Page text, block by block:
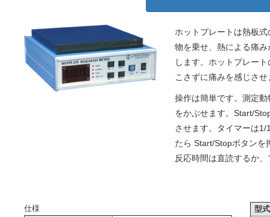
ホットプレートは熱板
物を乗せ、熱による痛
します。ホットプレー
こさずに痛みを感じさせ
操作は簡単です。測定
をかぶせます。Start/
させます。タイマーは
たら Start/Stopボタンを
反応時間は直読するか
仕様
型式